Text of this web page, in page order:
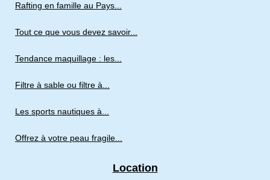
Rafting en famille au Pays...
Tout ce que vous devez savoir...
Tendance maquillage : les...
Filtre à sable ou filtre à...
Les sports nautiques à...
Offrez à votre peau fragile...
Location